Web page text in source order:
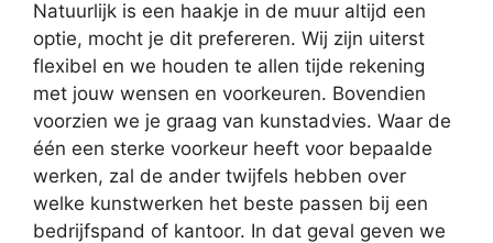
Natuurlijk is een haakje in de muur altijd een
optie, mocht je dit prefereren. Wij zijn uiterst
flexibel en we houden te allen tijde rekening
met jouw wensen en voorkeuren. Bovendien
voorzien we je graag van kunstadvies. Waar de
één een sterke voorkeur heeft voor bepaalde
werken, zal de ander twijfels hebben over
welke kunstwerken het beste passen bij een
bedrijfspand of kantoor. In dat geval geven we